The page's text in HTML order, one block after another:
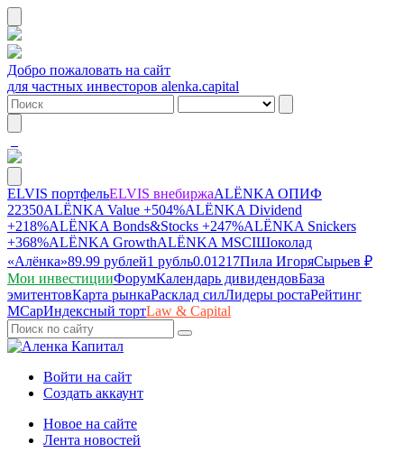
Добро пожаловать на сайт
для частных инвесторов alenka.capital
ELVIS портфельELVIS внебиржаALЁNKA ОПИФ
22350ALЁNKA Value +504%ALЁNKA Dividend
+218%ALЁNKA Bonds&Stocks +247%ALЁNKA Snickers
+368%ALЁNKA GrowthALЁNKA MSCIШоколад
«Алёнка»89.99 рублей1 рубль0.01217Пила ИгоряСырьев ₽
Мои инвестицииФорумКалендарь дивидендовБаза
эмитентовКарта рынкаРасклад силЛидеры ростаРейтинг
MCapИндексный тортLaw & Capital
Войти на сайт
Создать аккаунт
Новое на сайте
Лента новостей